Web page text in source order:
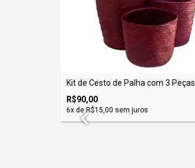
Kit de Cesto de Palha com 3 Peças
R$90,00
6x de R$15,00 sem juros